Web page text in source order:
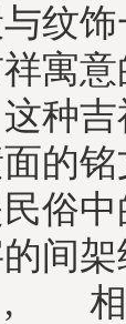
纹
寓
种
的
俗
间
, 相